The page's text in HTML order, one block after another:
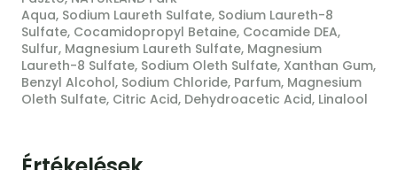
Aqua, Sodium Laureth Sulfate, Sodium Laureth-8
Sulfate, Cocamidopropyl Betaine, Cocamide DEA,
Sulfur, Magnesium Laureth Sulfate, Magnesium
Laureth-8 Sulfate, Sodium Oleth Sulfate, Xanthan Gum,
Benzyl Alcohol, Sodium Chloride, Parfum, Magnesium
Oleth Sulfate, Citric Acid, Dehydroacetic Acid, Linalool